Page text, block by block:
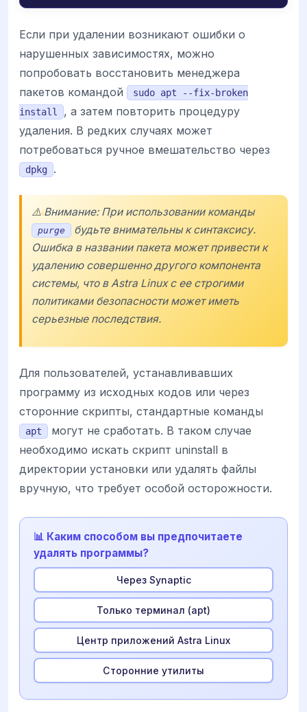
Если при удалении возникают ошибки о
нарушенных зависимостях, можно
попробовать восстановить менеджера
пакетов командой
sudo apt --fix-broken
install
, а затем повторить процедуру
удаления. В редких случаях может
потребоваться ручное вмешательство через
dpkg .
⚠️ Внимание: При использовании команды
purge
будьте внимательны к синтаксису.
Ошибка в названии пакета может привести к
удалению совершенно другого компонента
системы, что вAstra Linuxс ее строгими
политиками безопасности может иметь
серьезные последствия.
Для пользователей, устанавливавших
программу из исходных кодов или через
сторонние скрипты, стандартные команды
apt
могут не сработать. В таком случае
необходимо искать скрипт uninstall в
директории установки или удалять файлы
вручную, что требует особой осторожности.
📊 Каким способом вы предпочитаете
удалять программы?
Через Synaptic
Только терминал (apt)
Центр приложений Astra Linux
Сторонние утилиты